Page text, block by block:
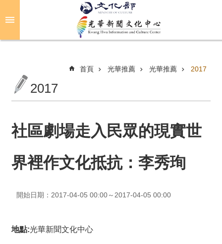
關
光
華
動
薦
首頁 光華推薦 光華推薦 2017
2017
社區劇場走入民眾的現實世
界裡作文化抵抗：李秀珣
開始日期：2017-04-05 00:00～2017-04-05 00:00
地點:光華新聞文化中心